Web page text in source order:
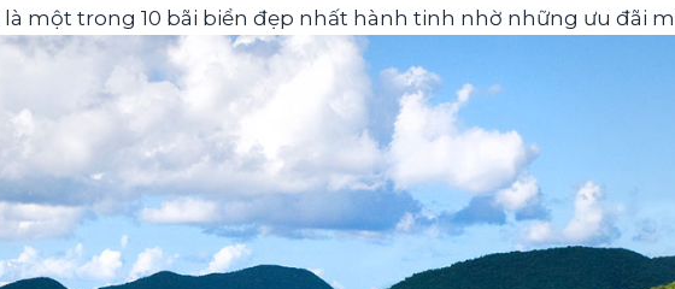
là một trong 10 bãi biển đẹp nhất hành tinh nhờ những ưu đãi